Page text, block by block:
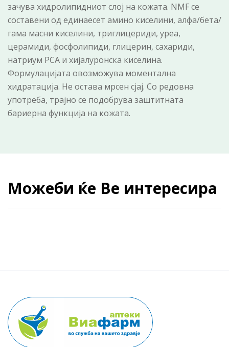
зачува хидролипидниот слој на кожата. NMF се
составени од единаесет амино киселини, алфа/бета/
гама масни киселини, триглицериди, уреа,
церамиди, фосфолипиди, глицерин, сахариди,
натриум PCA и хијалуронска киселина.
Формулацијата овозможува моментална
хидратација. Не остава мрсен сјај. Со редовна
употреба, трајно се подобрува заштитната
бариерна функција на кожата.
Можеби ќе Ве интересира